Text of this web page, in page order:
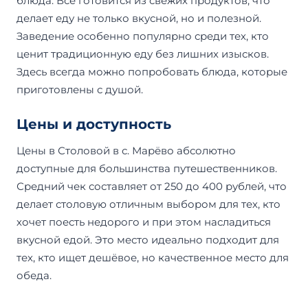
делает еду не только вкусной, но и полезной.
Заведение особенно популярно среди тех, кто
ценит традиционную еду без лишних изысков.
Здесь всегда можно попробовать блюда, которые
приготовлены с душой.
Цены и доступность
Цены в Столовой в с. Марёво абсолютно
доступные для большинства путешественников.
Средний чек составляет от 250 до 400 рублей, что
делает столовую отличным выбором для тех, кто
хочет поесть недорого и при этом насладиться
вкусной едой. Это место идеально подходит для
тех, кто ищет дешёвое, но качественное место для
обеда.